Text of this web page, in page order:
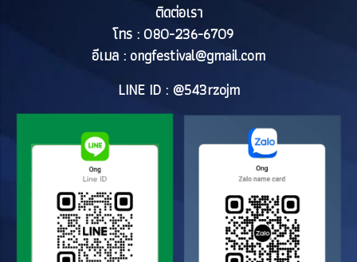
ติดต่อเรา
โทร : 080-236-6709
อีเมล : ongfestival@gmail.com
LINE ID : @543rzojm